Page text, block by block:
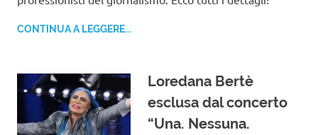
CONTINUA A LEGGERE...
Loredana Bertè
esclusa dal concerto
“Una. Nessuna.